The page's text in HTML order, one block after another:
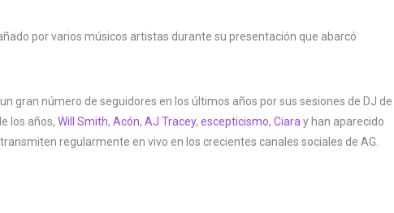
por varios músicos artistas durante su presentación que abarcó
gran número de seguidores en los últimos años por sus sesiones de DJ de
los años, Will Smith, Acón, AJ Tracey, escepticismo, Ciaray han aparecido
regularmente en vivo en los crecientes canales sociales de AG.